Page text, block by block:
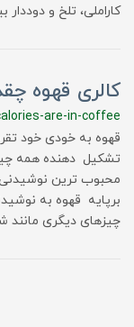
کاراملی، تلخ و دوددار
کالری قهوه
are-in-coffee
قهوه به خودی خود
تشکیل دهنده همه
محبوب ترین نوشیدنی
برپایه قهوه به
چیزهای دیگری